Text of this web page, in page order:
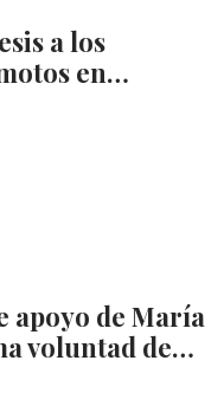
a los
en…
apoyo de María
voluntad de…